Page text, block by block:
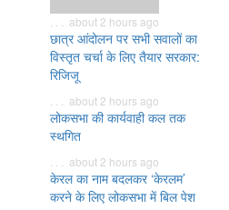
. . . about 2 hours ago
छात्र आंदोलन पर सभी सवालों का
विस्तृत चर्चा के लिए तैयार सरकार:
रिजिजू
. . . about 2 hours ago
लोकसभा की कार्यवाही कल तक
स्थगित
. . . about 2 hours ago
केरल का नाम बदलकर ‘केरलम’
करने के लिए लोकसभा में बिल पेश